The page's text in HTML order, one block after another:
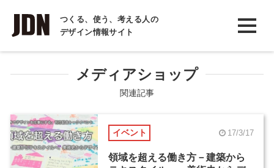
つくる、使う、考える人の
デザイン情報サイト
INTERVIEW
インタビュー
REPORT
COLUMN
コラム
メディアショップ
関連記事
イベント 17/3/17
領域を超える働き方－建築から